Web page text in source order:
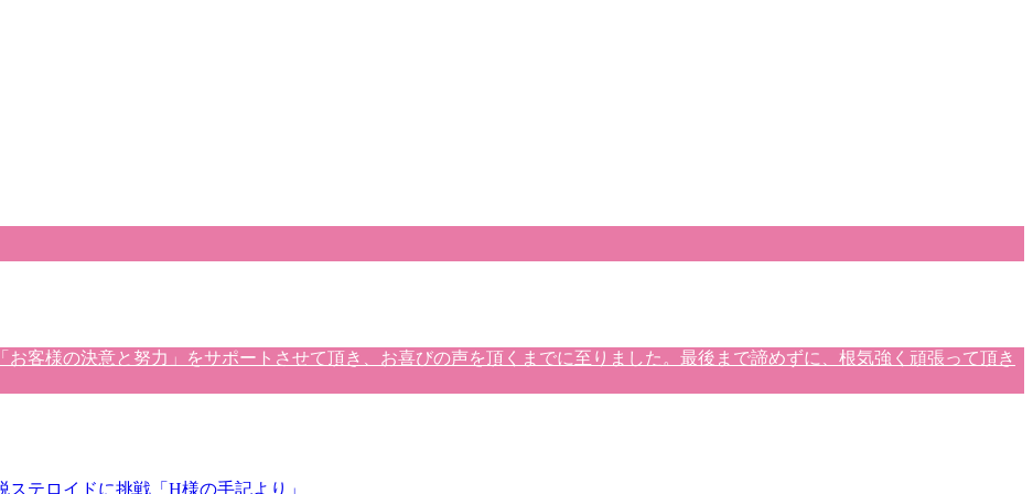
客様の決意と努力」をサポートさせて頂き、お喜びの声を頂くまでに至りました。最後まで諦めずに、根気強く頑張って頂き
テロイドに挑戦「H様の手記より」